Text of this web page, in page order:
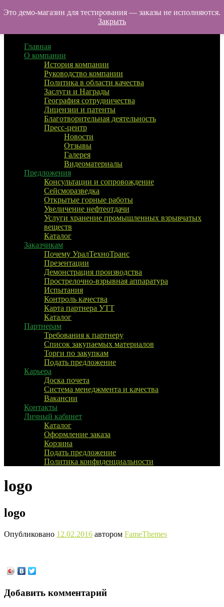
Перейти
УралТехноТранс
Главная
О компании
История компании
Руководство компании
Политика в области качества
Заслуги и Награды
География сотрудничества
Лицензии и патенты
Благотворительная деятельность
Пресс-центр
Новости
Отзывы
Галерея
Видеоматериалы
Предложения
Консультации и сопровождение
Сейсморазведка
Открытые горные работы
Увеличение нефтеотдачи
Услуги хранение промышленных взрывчатых
веществ
Каталог
Заказчикам
Почему УралТехноТранс
Презентации
Демонстрация производства
Прострелочно-взрывная аппаратура
Испытания
Контроль качества
Карта партнера УТТ
Каталог
Партнерам
Требования к партнеру
Список закупаемых материалов
Торги по закупкам
Подать предложение
Карьера
Доска почета
Система менеджмента и качества
Вакансии
Контакты
Личный кабинет
Каталог
Оформление заказа
Корзина
Подать предложение
Политика конфиденциальности
logo
logo
Опубликовано 12.02.2016 автором FameThemes
Добавить комментарий
Это демо-магазин для тестирования — заказы не исполняются.
Закрыть